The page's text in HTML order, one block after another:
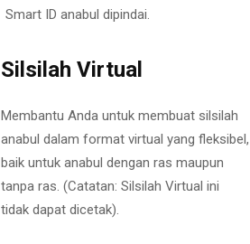
Smart ID anabul dipindai.
Silsilah Virtual
Membantu Anda untuk membuat silsilah
anabul dalam format virtual yang fleksibel,
baik untuk anabul dengan ras maupun
tanpa ras. (Catatan: Silsilah Virtual ini
tidak dapat dicetak).